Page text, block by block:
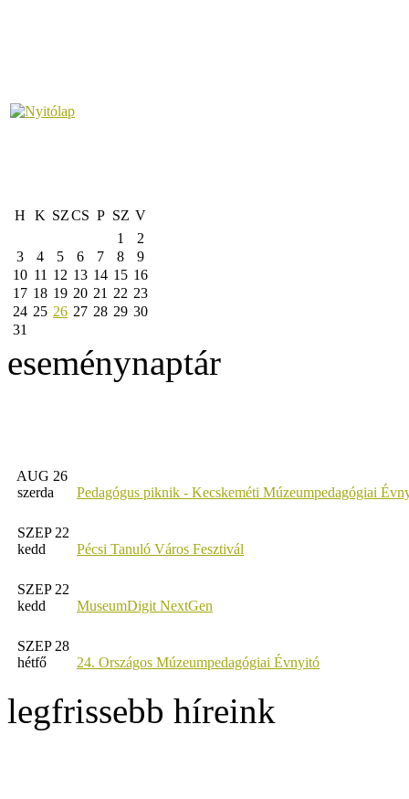
H K SZCS P SZ V
1
2
3
4 5 6 7 8
9
10 11 12 13 14 15 16
17 18 19 20 21 22 23
24 25 26 27 28 29 30
31
eseménynaptár
AUG 26
szerda
Pedagógus piknik - Kecskeméti Múzeumpedagógiai
SZEP 22
kedd
Pécsi Tanuló Város Fesztivál
SZEP 22
kedd
MuseumDigit NextGen
SZEP 28
hétfő
24. Országos Múzeumpedagógiai Évnyitó
legfrissebb híreink